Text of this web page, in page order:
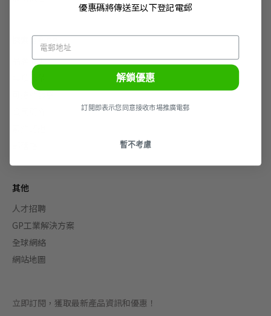
探索更多GP
品牌故事
可持續發展
其他
人才招聘
GP工業解決方案
全球網絡
網站地圖
立即訂閱，獲取最新產品資訊和優惠！
優惠碼將傳送至以下登記電郵
解鎖優惠
訂閲即表示您同意接收市場推廣電郵
暫不考慮